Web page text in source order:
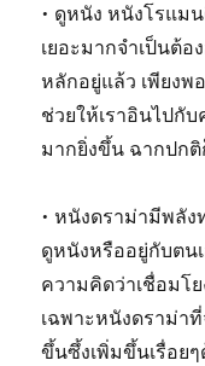
• ดูหนัง หนังโรแม
เยอะมากจำเป็นต้
หลักอยู่แล้ว เพียงพ
ช่วยให้เราอินไปกับ
มากยิ่งขึ้น ฉากปก
• หนังดราม่ามีพลั
ดูหนังหรืออยู่กับตน
ความคิดว่าเชื่อมโ
เฉพาะหนังดราม่า
ขึ้นซึ้งเพิ่มขึ้นเรื่อยๆ